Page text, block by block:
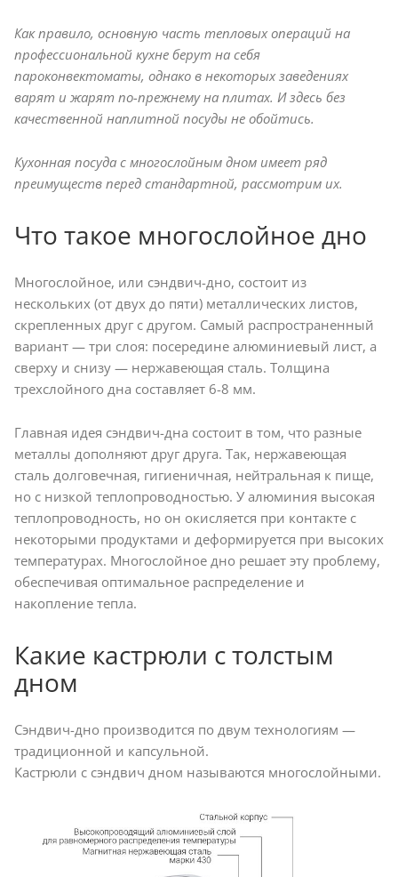
Как правило, основную часть тепловых операций на
профессиональной кухне берут на себя
пароконвектоматы, однако в некоторых заведениях
варят и жарят по-прежнему на плитах. И здесь без
качественной наплитной посуды не обойтись.
Кухонная посуда с многослойным дном имеет ряд
преимуществ перед стандартной, рассмотрим их.
Что такое многослойное дно
Многослойное, или сэндвич-дно, состоит из
нескольких (от двух до пяти) металлических листов,
скрепленных друг с другом. Самый распространенный
вариант — три слоя: посередине алюминиевый лист, а
сверху и снизу — нержавеющая сталь. Толщина
трехслойного дна составляет 6-8 мм.
Главная идея сэндвич-дна состоит в том, что разные
металлы дополняют друг друга. Так, нержавеющая
сталь долговечная, гигиеничная, нейтральная к пище,
но с низкой теплопроводностью. У алюминия высокая
теплопроводность, но он окисляется при контакте с
некоторыми продуктами и деформируется при высоких
температурах. Многослойное дно решает эту проблему,
обеспечивая оптимальное распределение и
накопление тепла.
Какие кастрюли с толстым
дном
Сэндвич-дно производится по двум технологиям —
традиционной и капсульной.
Кастрюли с сэндвич дном называются многослойными.